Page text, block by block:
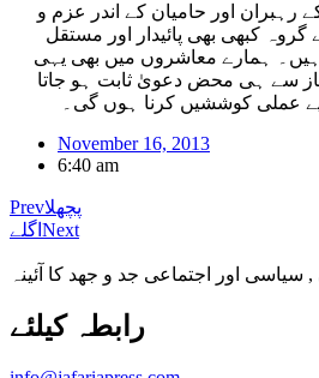
اور حامیان کے اندر عزم و
کبھی بھی پائیدار اور مستقل
ہمارے معاشروں میں بھی یہی
سے ہی محض دعویٰ ثابت ہو جاتا
عملی کوششیں کرنا ہوں گی۔
November 16, 2013
6:40 am
Prevپچھلا
اگلے Next
اور اجتماعی جد و جهد کا آئینہ